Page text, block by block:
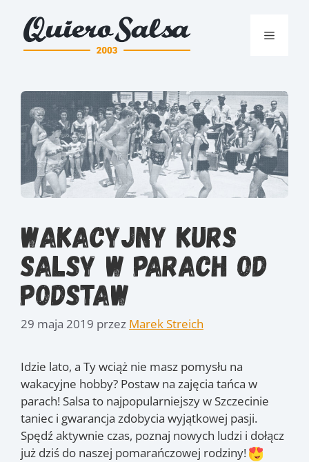
treści
Menu
Wakacyjny kurs
Salsy w parach od
podstaw
29 maja 2019 przez Marek Streich
Idzie lato, a Ty wciąż nie masz pomysłu na
wakacyjne hobby? Postaw na zajęcia tańca w
parach! Salsa to najpopularniejszy w Szczecinie
taniec i gwarancja zdobycia wyjątkowej pasji.
Spędź aktywnie czas, poznaj nowych ludzi i dołącz
już dziś do naszej pomarańczowej rodziny!